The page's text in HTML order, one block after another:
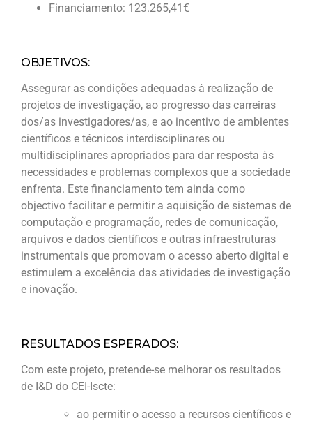
Financiamento: 123.265,41€
OBJETIVOS:
Assegurar as condições adequadas à realização de
projetos de investigação, ao progresso das carreiras
dos/as investigadores/as, e ao incentivo de ambientes
científicos e técnicos interdisciplinares ou
multidisciplinares apropriados para dar resposta às
necessidades e problemas complexos que a sociedade
enfrenta. Este financiamento tem ainda como
objectivo facilitar e permitir a aquisição de sistemas de
computação e programação, redes de comunicação,
arquivos e dados científicos e outras infraestruturas
instrumentais que promovam o acesso aberto digital e
estimulem a excelência das atividades de investigação
e inovação.
RESULTADOS ESPERADOS:
Com este projeto, pretende-se melhorar os resultados
de I&D do CEI-Iscte:
ao permitir o acesso a recursos científicos e